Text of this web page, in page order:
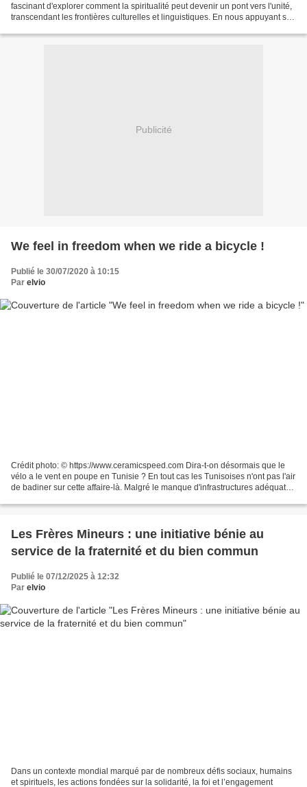
fascinant d'explorer comment la spiritualité peut devenir un pont vers l'unité,
transcendant les frontières culturelles et linguistiques. En nous appuyant sur
Publicité
We feel in freedom when we ride a bicycle !
Publié le 30/07/2020 à 10:15
Par elvio
Crédit photo: © https://www.ceramicspeed.com Dira-t-on désormais que le
vélo a le vent en poupe en Tunisie ? En tout cas les Tunisoises n'ont pas l'air
de badiner sur cette affaire-là. Malgré le manque d'infrastructures adéquat
Les Frères Mineurs : une initiative bénie au
service de la fraternité et du bien commun
Publié le 07/12/2025 à 12:32
Par elvio
Dans un contexte mondial marqué par de nombreux défis sociaux, humains
et spirituels, les actions fondées sur la solidarité, la foi et l’engagement